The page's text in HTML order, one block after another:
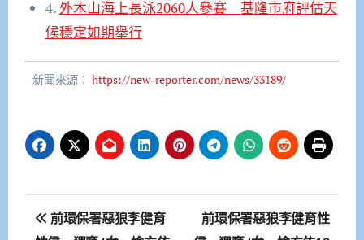
4. 外木山海上長泳2060人參賽 基隆市府評估天
候穩定如期舉行
新聞來源： https://new-reporter.com/news/33189/
文 前環保署惡狼李健育
前環保署惡狼李健育性